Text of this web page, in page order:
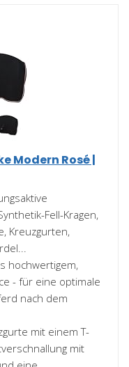
Modern Rosé |
Fell-Kragen,
Kreuzgurten,
hochwertigem,
- für eine optimale
nach dem
mit einem T-
mit